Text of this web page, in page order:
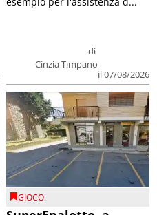
di
Cinzia Timpano
il 07/08/2026
GIOCO